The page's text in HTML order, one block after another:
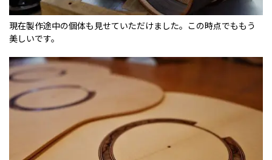
現在製作途中の個体も見せていただけました。この時点でももう
美しいです。